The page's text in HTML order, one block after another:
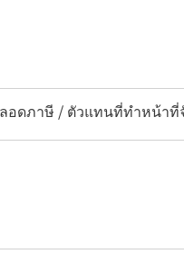
อดภาษี / ตัวแทนที่ทำหน้า